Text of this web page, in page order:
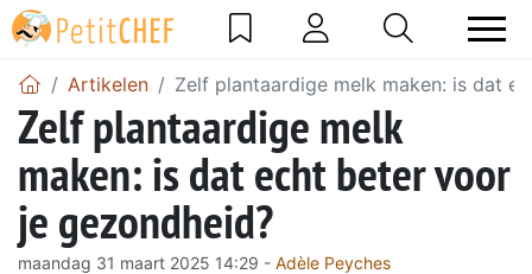
Artikelen Zelf plantaardige melk maken: is dat
Zelf plantaardige melk
maken: is dat echt beter voor
je gezondheid?
maandag 31 maart 2025 14:29 - Adèle Peyches